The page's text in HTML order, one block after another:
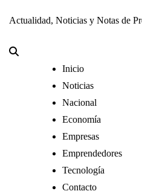
Actualidad, Noticias y Notas de
Inicio
Noticias
Nacional
Economía
Empresas
Emprendedores
Tecnología
Contacto